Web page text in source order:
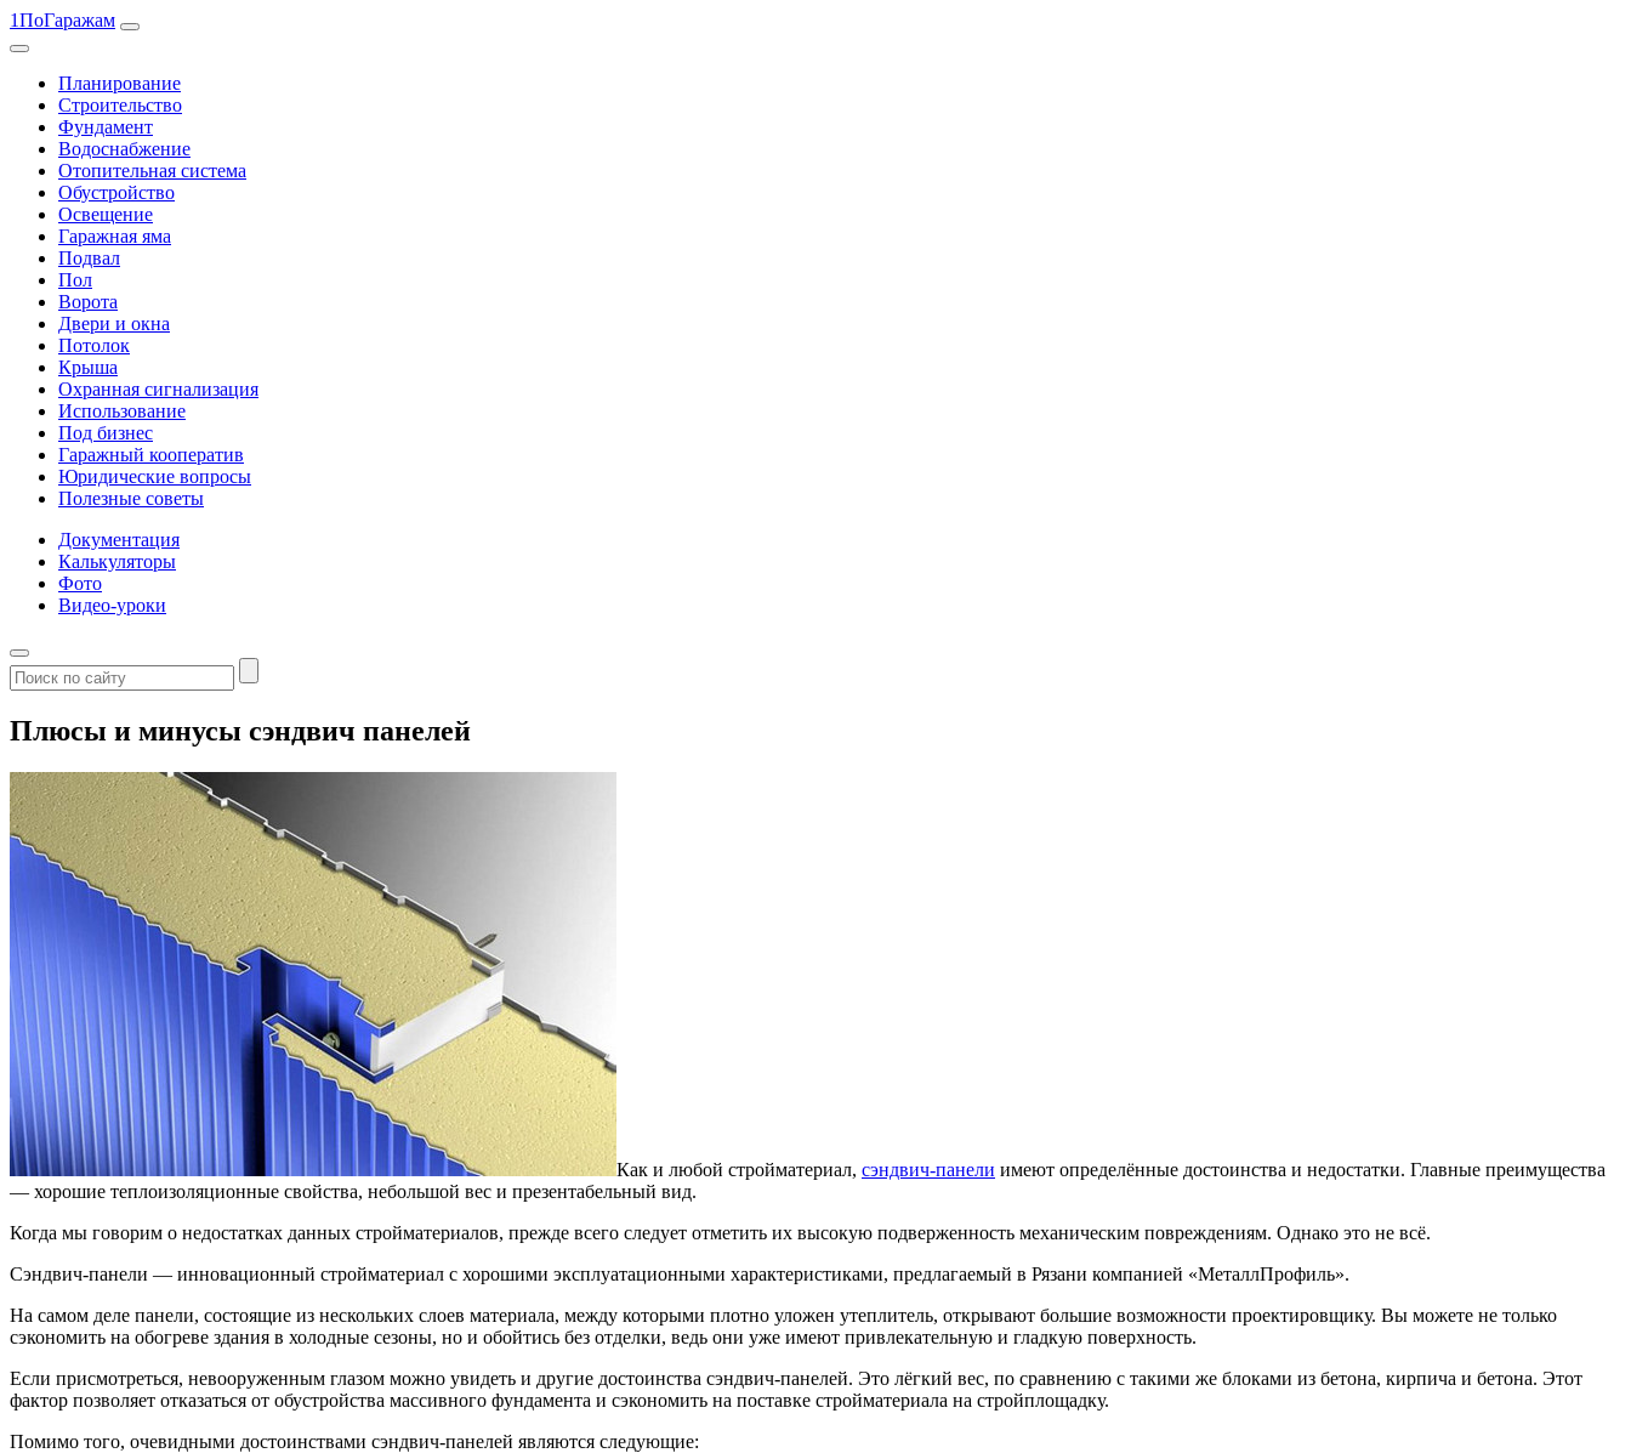
1ПоГаражам
Планирование
Строительство
Фундамент
Водоснабжение
Отопительная система
Обустройство
Освещение
Гаражная яма
Подвал
Пол
Ворота
Двери и окна
Потолок
Крыша
Охранная сигнализация
Использование
Под бизнес
Гаражный кооператив
Юридические вопросы
Полезные советы
Документация
Калькуляторы
Фото
Видео-уроки
Плюсы и минусы сэндвич панелей
Как и любой стройматериал, сэндвич-панели имеют определённые достоинства и недостатки. Главные преимущества
— хорошие теплоизоляционные свойства, небольшой вес и презентабельный вид.
Когда мы говорим о недостатках данных стройматериалов, прежде всего следует отметить их высокую подверженность механическим повреждениям. Однако это не всё.
Сэндвич-панели — инновационный стройматериал с хорошими эксплуатационными характеристиками, предлагаемый в Рязани компанией «МеталлПрофиль».
На самом деле панели, состоящие из нескольких слоев материала, между которыми плотно уложен утеплитель, открывают большие возможности проектировщику. Вы можете не только
сэкономить на обогреве здания в холодные сезоны, но и обойтись без отделки, ведь они уже имеют привлекательную и гладкую поверхность.
Если присмотреться, невооруженным глазом можно увидеть и другие достоинства сэндвич-панелей. Это лёгкий вес, по сравнению с такими же блоками из бетона, кирпича и бетона. Этот
фактор позволяет отказаться от обустройства массивного фундамента и сэкономить на поставке стройматериала на стройплощадку.
Помимо того, очевидными достоинствами сэндвич-панелей являются следующие: